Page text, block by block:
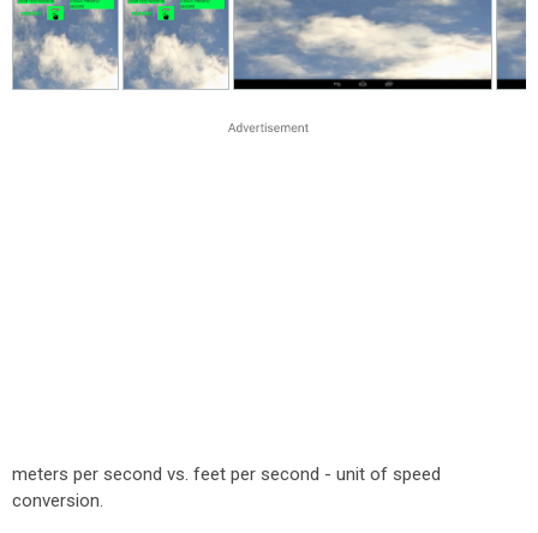
meters per second vs. feet per second - unit of speed
conversion.